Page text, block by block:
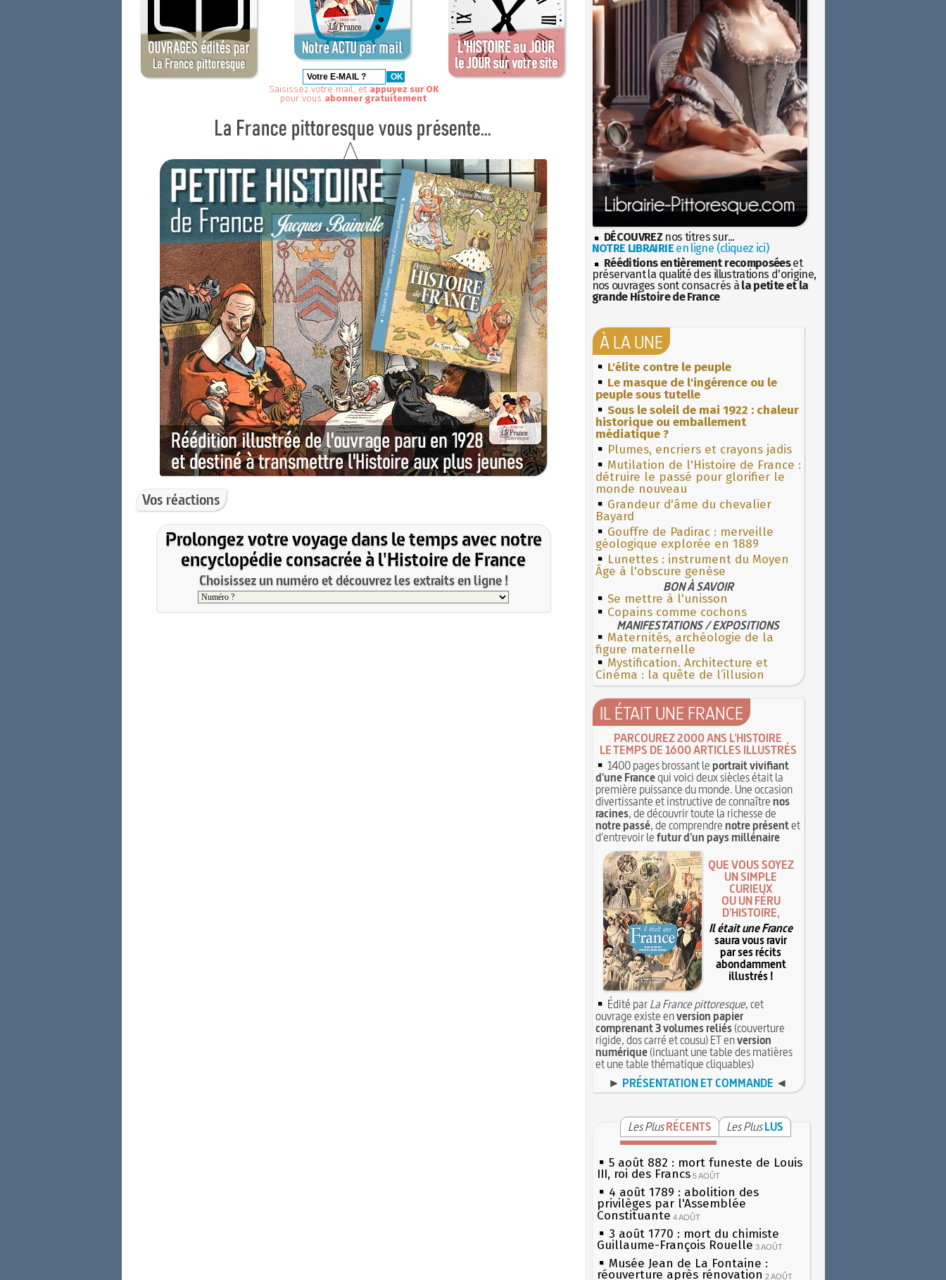
Saisissez votre mail, et appuyez sur OK
pour vous abonner gratuitement
Vos réactions
Prolongez votre voyage dans le temps avec notre
encyclopédie consacrée à l'Histoire de France
Choisissez un numéro et découvrez les extraits en ligne !
DÉCOUVREZ nos titres sur...
NOTRE LIBRAIRIEen ligne (cliquez ici)
Rééditions entièrement recomposéeset
préservant la qualité des illustrations d'origine,
nos ouvrages sont consacrés à la petite et la
grande Histoire de France
À LA UNE
L'élite contre le peuple
Le masque de l'ingérence ou le
peuple sous tutelle
Sous le soleil de mai 1922 : chaleur
historique ou emballement
médiatique ?
Plumes, encriers et crayons jadis
Mutilation de l'Histoire de France :
détruire le passé pour glorifier le
monde nouveau
Grandeur d'âme du chevalier
Bayard
Gouffre de Padirac : merveille
géologique explorée en 1889
Lunettes : instrument du Moyen
Âge à l'obscure genèse
BON À SAVOIR
Se mettre à l'unisson
Copains comme cochons
MANIFESTATIONS / EXPOSITIONS
Maternités, archéologie de la
figure maternelle
Mystification. Architecture et
Cinéma : la quête de l’illusion
IL ÉTAIT UNE FRANCE
PARCOUREZ 2000 ANS L'HISTOIRE
LE TEMPS DE 1600 ARTICLES ILLUSTRÉS
1400 pages brossant leportrait vivifiant
d'une Francequi voici deux siècles était la
première puissance du monde. Une occasion
divertissante et instructive de connaîtrenos
racines, de découvrir toute la richesse de
notre passé, de comprendrenotre présentet
d'entrevoir lefutur d'un pays millénaire
QUE VOUS SOYEZ
UN SIMPLE
CURIEUX
OU UN FÉRU
D'HISTOIRE,
Il était une France
saura vous ravir
par ses récits
abondamment
illustrés !
Édité parLa France pittoresque, cet
ouvrage existe enversion papier
comprenant 3 volumes reliés(couverture
rigide, dos carré et cousu) ET enversion
numérique(incluant une table des matières
et une table thématique cliquables)
► PRÉSENTATION ET COMMANDE ◄
Les Plus RÉCENTS Les Plus LUS
5 août 882 : mort funeste de Louis
III, roi des Francs 5 AOÛT
4 août 1789 : abolition des
privilèges par l'Assemblée
Constituante 4 AOÛT
3 août 1770 : mort du chimiste
Guillaume-François Rouelle 3 AOÛT
Musée Jean de La Fontaine :
réouverture après rénovation 2 AOÛT